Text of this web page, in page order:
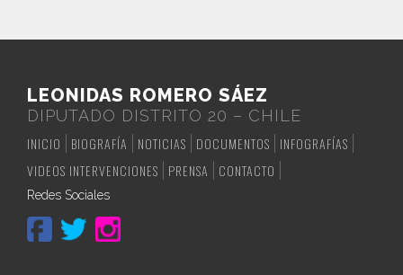
LEONIDAS ROMERO SÁEZ
DIPUTADO DISTRITO 20 – CHILE
INICIO
BIOGRAFÍA NOTICIAS DOCUMENTOS
INFOGRAFÍAS
VIDEOS INTERVENCIONES
PRENSA CONTACTO
Redes Sociales